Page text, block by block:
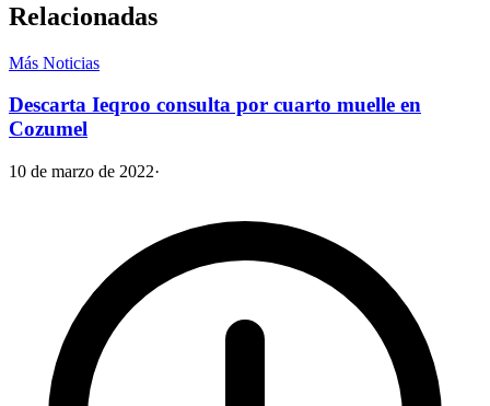
Relacionadas
Más Noticias
Descarta Ieqroo consulta por cuarto muelle en
Cozumel
10 de marzo de 2022·